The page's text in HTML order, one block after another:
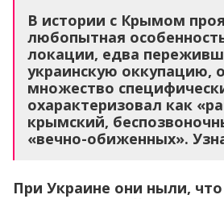
множество
охарактеризовал как
крымский,
«вечно-обиженных».
При Украине они ныли,
развивается, сейчас они
развивается. Это для
настоящее мясо,
информационный фон по